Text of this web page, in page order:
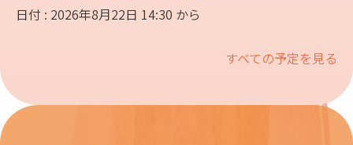
日付 : 2026年8月22日 14:30 から
すべての予定を見る